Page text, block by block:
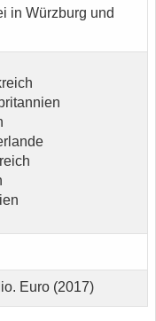
in Würzburg und
Euro (2017)